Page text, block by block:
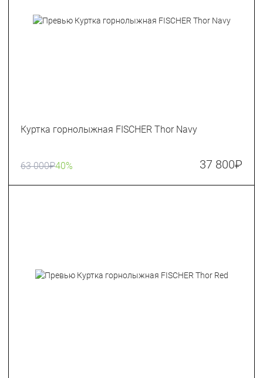
Куртка горнолыжная FISCHER Thor Navy
63 000₽40% 37 800₽